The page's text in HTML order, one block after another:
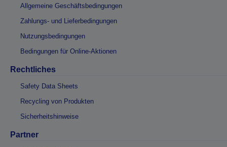
Allgemeine Geschäftsbedingungen
Zahlungs- und Lieferbedingungen
Nutzungsbedingungen
Bedingungen für Online-Aktionen
Rechtliches
Safety Data Sheets
Recycling von Produkten
Sicherheitshinweise
Partner